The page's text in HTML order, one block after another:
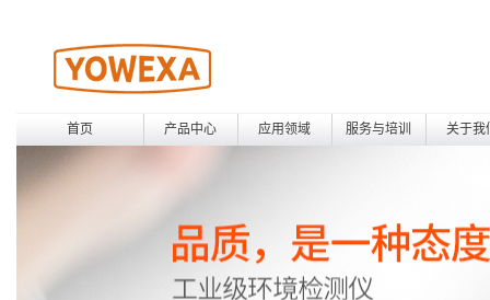
首页 产品中心 应用领域 服务与培训 关于我